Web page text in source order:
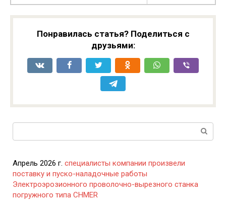
Понравилась статья? Поделиться с
друзьями:
Апрель 2026 г. специалисты компании произвели
поставку и пуско-наладочные работы
Электроэрозионного проволочно-вырезного станка
погружного типа CHMER